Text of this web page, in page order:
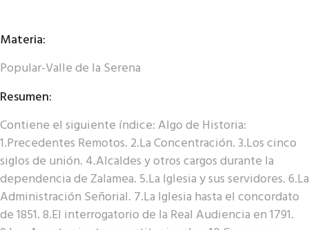
Información y contactos
Solicitud de publicaciones
Fondos documentales
Materia:
Popular-Valle de la Serena
Resumen:
Contiene el siguiente índice: Algo de Historia:
1.Precedentes Remotos. 2.La Concentración. 3.Los cinco
siglos de unión. 4.Alcaldes y otros cargos durante la
dependencia de Zalamea. 5.La Iglesia y sus servidores. 6.La
Administración Señorial. 7.La Iglesia hasta el concordato
de 1851. 8.El interrogatorio de la Real Audiencia en 1791.